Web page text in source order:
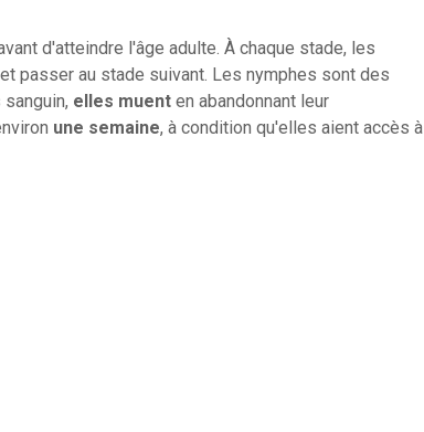
d'atteindre l'âge adulte. À chaque stade, les
passer au stade suivant. Les nymphes sont des
elles muent en abandonnant leur
une semaine, à condition qu'elles aient accès à